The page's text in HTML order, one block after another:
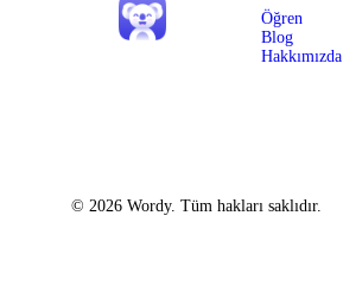
Öğren
Blog
Hakkımızda
© 2026 Wordy. Tüm hakları saklıdır.